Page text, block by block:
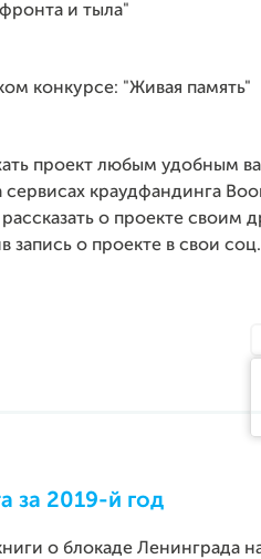
и тыла"
конкурсе: "Живая память"
проект любым удобным
краудфандинга
о проекте своим
запись о проекте в свои
за 2019-й год
о блокаде Ленинграда